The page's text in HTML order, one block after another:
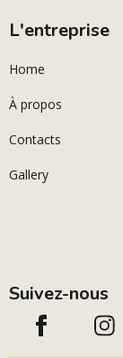
L'entreprise
Home
À propos
Contacts
Gallery
Suivez-nous